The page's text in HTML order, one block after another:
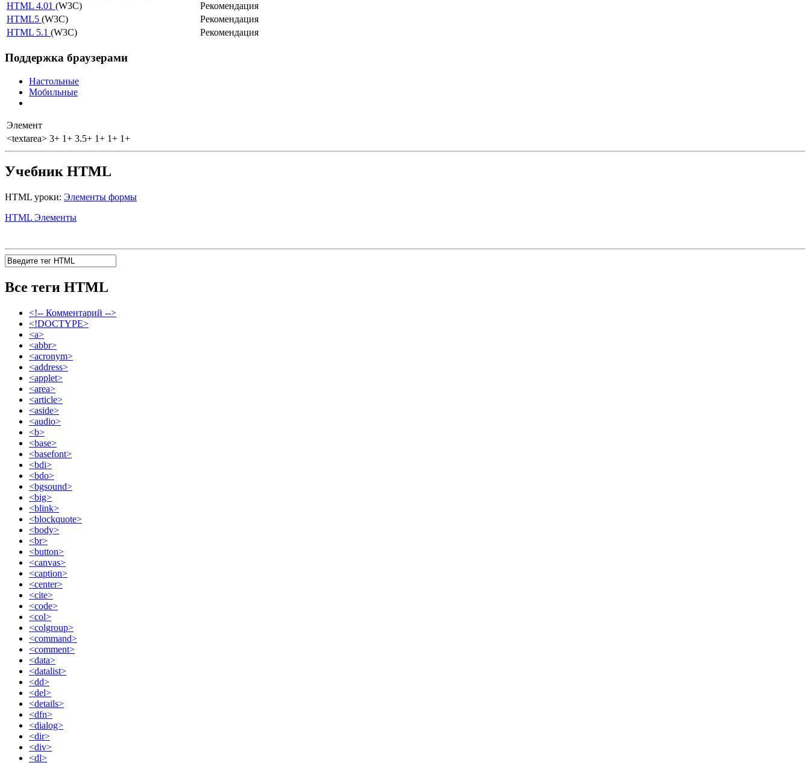
HTML 4.01 (W3C)
Рекомендация
HTML5 (W3C)
Рекомендация
HTML 5.1 (W3C) Рекомендация
Поддержка браузерами
Настольные
Мобильные
Элемент
<textarea> 3+ 1+ 3.5+ 1+ 1+ 1+
Учебник HTML
HTML уроки: Элементы формы
HTML Элементы
Все теги HTML
<!-- Комментарий -->
<!DOCTYPE>
<a>
<abbr>
<acronym>
<address>
<applet>
<area>
<article>
<aside>
<audio>
<b>
<base>
<basefont>
<bdi>
<bdo>
<bgsound>
<big>
<blink>
<blockquote>
<body>
<br>
<button>
<canvas>
<caption>
<center>
<cite>
<code>
<col>
<colgroup>
<command>
<comment>
<data>
<datalist>
<dd>
<del>
<details>
<dfn>
<dialog>
<dir>
<div>
<dl>